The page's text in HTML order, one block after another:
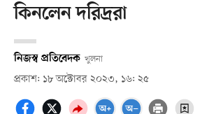
কিনলেন দরিদ্ররা
নিজস্ব প্রতিবেদক খুলনা
প্রকাশ: ১৮ অক্টোবর ২০২৩, ১৬: ২৫